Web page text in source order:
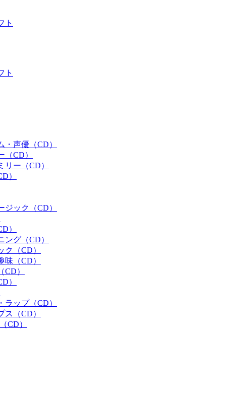
ト
ト
・声優（CD）
（CD）
リー（CD）
）
ジック（CD）
）
ング（CD）
ク（CD）
味（CD）
CD）
）
ラップ（CD）
ス（CD）
CD）